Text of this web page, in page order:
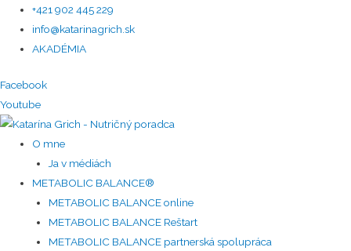
+421 902 445 229
info@katarinagrich.sk
AKADÉMIA
Facebook
Youtube
O mne
Ja v médiách
METABOLIC BALANCE®
METABOLIC BALANCE online
METABOLIC BALANCE Reštart
METABOLIC BALANCE partnerská spolupráca